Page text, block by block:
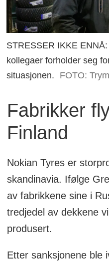
STRESSER IKKE
kollegaer forholder seg
situasjonen.
FOTO:
Fabrikker
Finland
Nokian Tyres er
skandinavia. Ifølge
av fabrikkene sine i
tredjedel av dekkene
produsert.
Etter sanksjonene ble